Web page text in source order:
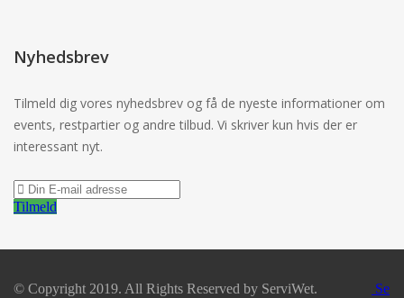
Nyhedsbrev
Tilmeld dig vores nyhedsbrev og få de nyeste informationer om
events, restpartier og andre tilbud. Vi skriver kun hvis der er
interessant nyt.
Tilmeld
© Copyright 2019. All Rights Reserved by ServiWet.
Se